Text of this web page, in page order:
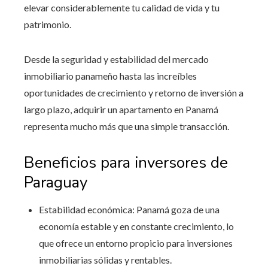
elevar considerablemente tu calidad de vida y tu
patrimonio.
Desde la seguridad y estabilidad del mercado
inmobiliario panameño hasta las increíbles
oportunidades de crecimiento y retorno de inversión a
largo plazo, adquirir un apartamento en Panamá
representa mucho más que una simple transacción.
Beneficios para inversores de
Paraguay
Estabilidad económica: Panamá goza de una
economía estable y en constante crecimiento, lo
que ofrece un entorno propicio para inversiones
inmobiliarias sólidas y rentables.